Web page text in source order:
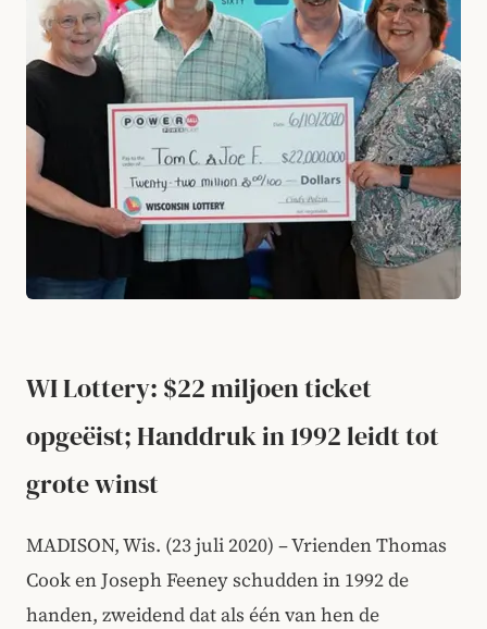
WI Lottery: $22 miljoen ticket
opgeëist; Handdruk in 1992 leidt tot
grote winst
MADISON, Wis. (23 juli 2020) – Vrienden Thomas
Cook en Joseph Feeney schudden in 1992 de
handen, zweidend dat als één van hen de